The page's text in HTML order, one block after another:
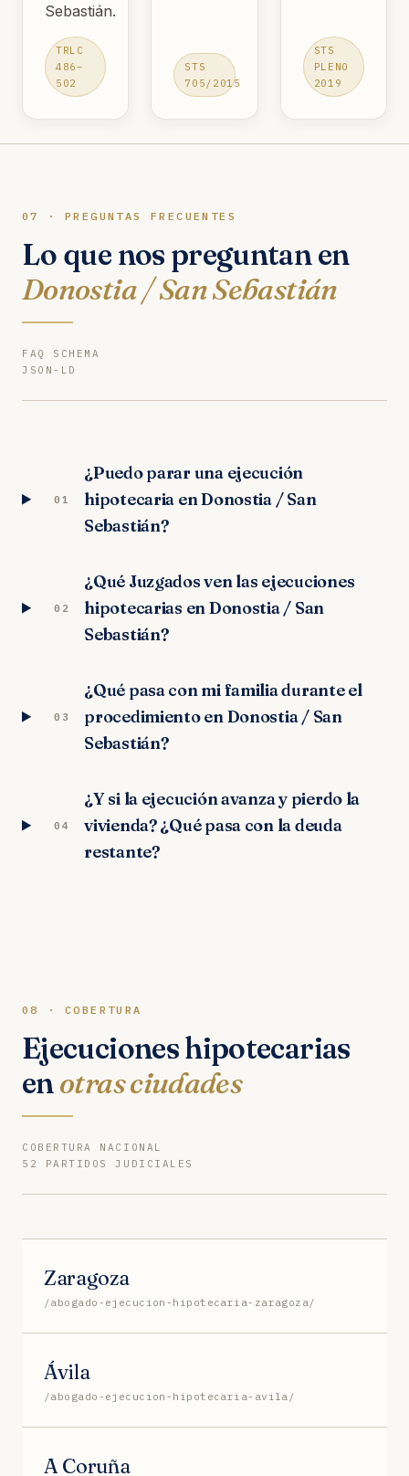
Sebastián.
TRLC
486–
502
STS
705/2015
STS
PLENO
2019
07 · PREGUNTAS FRECUENTES
Lo que nos preguntan en
Donostia / San Sebastián
FAQ SCHEMA
JSON-LD
01
¿Puedo parar una ejecución
hipotecaria en Donostia / San
Sebastián?
02
¿Qué Juzgados ven las ejecuciones
hipotecarias en Donostia / San
Sebastián?
03
¿Qué pasa con mi familia durante el
procedimiento en Donostia / San
Sebastián?
04
¿Y si la ejecución avanza y pierdo la
vivienda? ¿Qué pasa con la deuda
restante?
08 · COBERTURA
Ejecuciones hipotecarias
enotras ciudades
COBERTURA NACIONAL
52 PARTIDOS JUDICIALES
Zaragoza
/abogado-ejecucion-hipotecaria-zaragoza/
Ávila
/abogado-ejecucion-hipotecaria-avila/
A Coruña